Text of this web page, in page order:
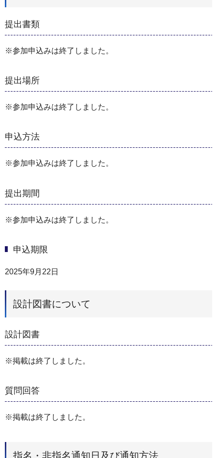
提出書類
※参加申込みは終了しました。
提出場所
※参加申込みは終了しました。
申込方法
※参加申込みは終了しました。
提出期間
※参加申込みは終了しました。
申込期限
2025年9月22日
設計図書について
設計図書
※掲載は終了しました。
質問回答
※掲載は終了しました。
指名・非指名通知日及び通知方法